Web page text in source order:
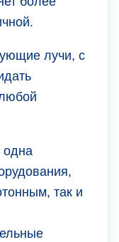
лучи, с
одна
так и